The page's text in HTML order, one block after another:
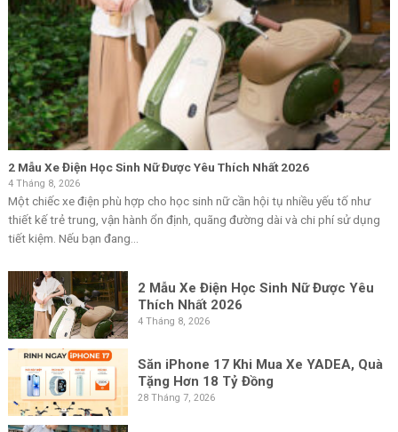
2 Mẫu Xe Điện Học Sinh Nữ Được Yêu Thích Nhất 2026
4 Tháng 8, 2026
Một chiếc xe điện phù hợp cho học sinh nữ cần hội tụ nhiều yếu tố như
thiết kế trẻ trung, vận hành ổn định, quãng đường dài và chi phí sử dụng
tiết kiệm. Nếu bạn đang...
2 Mẫu Xe Điện Học Sinh Nữ Được Yêu
Thích Nhất 2026
4 Tháng 8, 2026
Săn iPhone 17 Khi Mua Xe YADEA, Quà
Tặng Hơn 18 Tỷ Đồng
28 Tháng 7, 2026